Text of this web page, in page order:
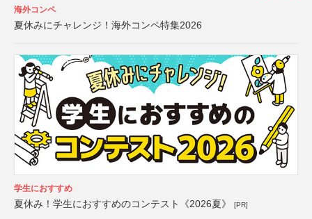
海外コンペ
夏休みにチャレンジ！海外コンペ特集2026
学生におすすめ
夏休み！学生におすすめのコンテスト《2026夏》 [PR]